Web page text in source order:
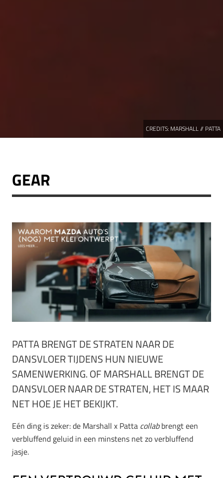
CREDITS: MARSHALL // PATTA
GEAR
PATTA BRENGT DE STRATEN NAAR DE
DANSVLOER TIJDENS HUN NIEUWE
SAMENWERKING. OF MARSHALL BRENGT DE
DANSVLOER NAAR DE STRATEN, HET IS MAAR
NET HOE JE HET BEKIJKT.
Eén ding is zeker: de Marshall x Patta collabbrengt een
verbluffend geluid in een minstens net zo verbluffend
jasje.